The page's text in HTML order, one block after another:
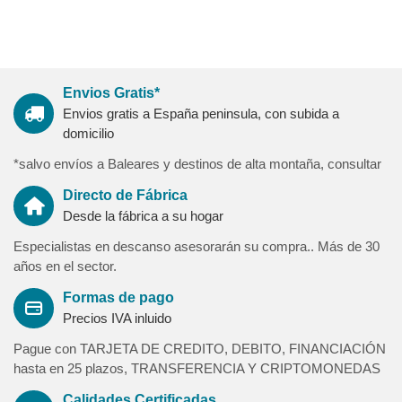
Somier de láminas:
Estructura de tubo acerado reforzado con un barra central
longitudinal.
Acabado en pintura epoxy con tratamiento anti-corrosión y
Láminas de madera contrachapadas
Pata somier plegable de estructura acerada
Acabados madera:
como frentes: Toffee-Antracita-Nórdico-Carbón-Glacial-
Supreme-Cambrian-Vintage-Hormigón-Ebano-Blanco-Artisan-
4 colores para decorar solo en frentes de puertas: Berenjena-
Camuflaje-Crack Nature-Crack Nogal
Envios Gratis*
Envios gratis a España peninsula, con subida a
domicilio
*salvo envíos a Baleares y destinos de alta montaña, consultar
Directo de Fábrica
Desde la fábrica a su hogar
Especialistas en descanso asesorarán su compra.. Más de 30
años en el sector.
Formas de pago
Precios IVA inluido
Pague con TARJETA DE CREDITO, DEBITO, FINANCIACIÓN
hasta en 25 plazos, TRANSFERENCIA Y CRIPTOMONEDAS